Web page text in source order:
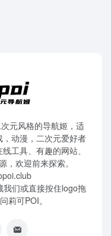
元风格的导航姬，适
动漫，二次元爱好者
工具、有趣的网站、
，欢迎前来探索。
们或直接按住logo拖
莉可POI。